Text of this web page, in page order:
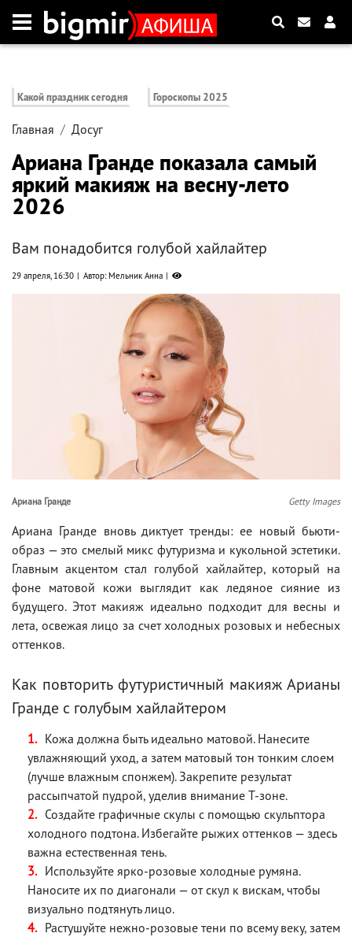
Какой праздник сегодня Гороскопы 2025
Главная Досуг
Ариана Гранде показала самый
яркий макияж на весну-лето
2026
Вам понадобится голубой хайлайтер
29 апреля, 16:30 Автор: Мельник Анна
Ариана Гранде Getty Images
Ариана Гранде вновь диктует тренды: ее новый бьюти-
образ — это смелый микс футуризма и кукольной эстетики.
Главным акцентом стал голубой хайлайтер, который на
фоне матовой кожи выглядит как ледяное сияние из
будущего. Этот макияж идеально подходит для весны и
лета, освежая лицо за счет холодных розовых и небесных
оттенков.
Как повторить футуристичный макияж Арианы
Гранде с голубым хайлайтером
Кожа должна быть идеально матовой. Нанесите
увлажняющий уход, а затем матовый тон тонким слоем
(лучше влажным спонжем). Закрепите результат
рассыпчатой пудрой, уделив внимание Т-зоне.
Создайте графичные скулы с помощью скульптора
холодного подтона. Избегайте рыжих оттенков — здесь
важна естественная тень.
Используйте ярко-розовые холодные румяна.
Наносите их по диагонали — от скул к вискам, чтобы
визуально подтянуть лицо.
Растушуйте нежно-розовые тени по всему веку, затем